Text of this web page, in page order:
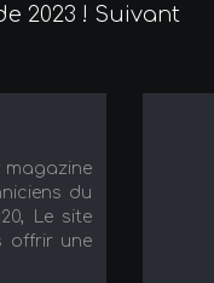
2023 ! Suivant
magazine
du
Le site
offrir une